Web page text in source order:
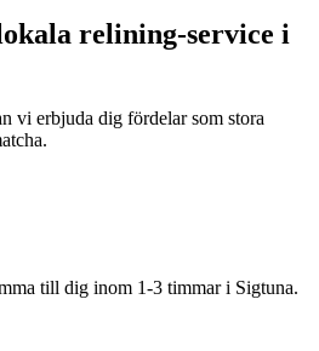
relining-service i
vi erbjuda dig fördelar som stora
till dig inom 1-3 timmar i Sigtuna.